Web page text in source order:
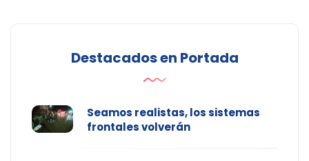
Destacados en Portada
Seamos realistas, los sistemas
frontales volverán